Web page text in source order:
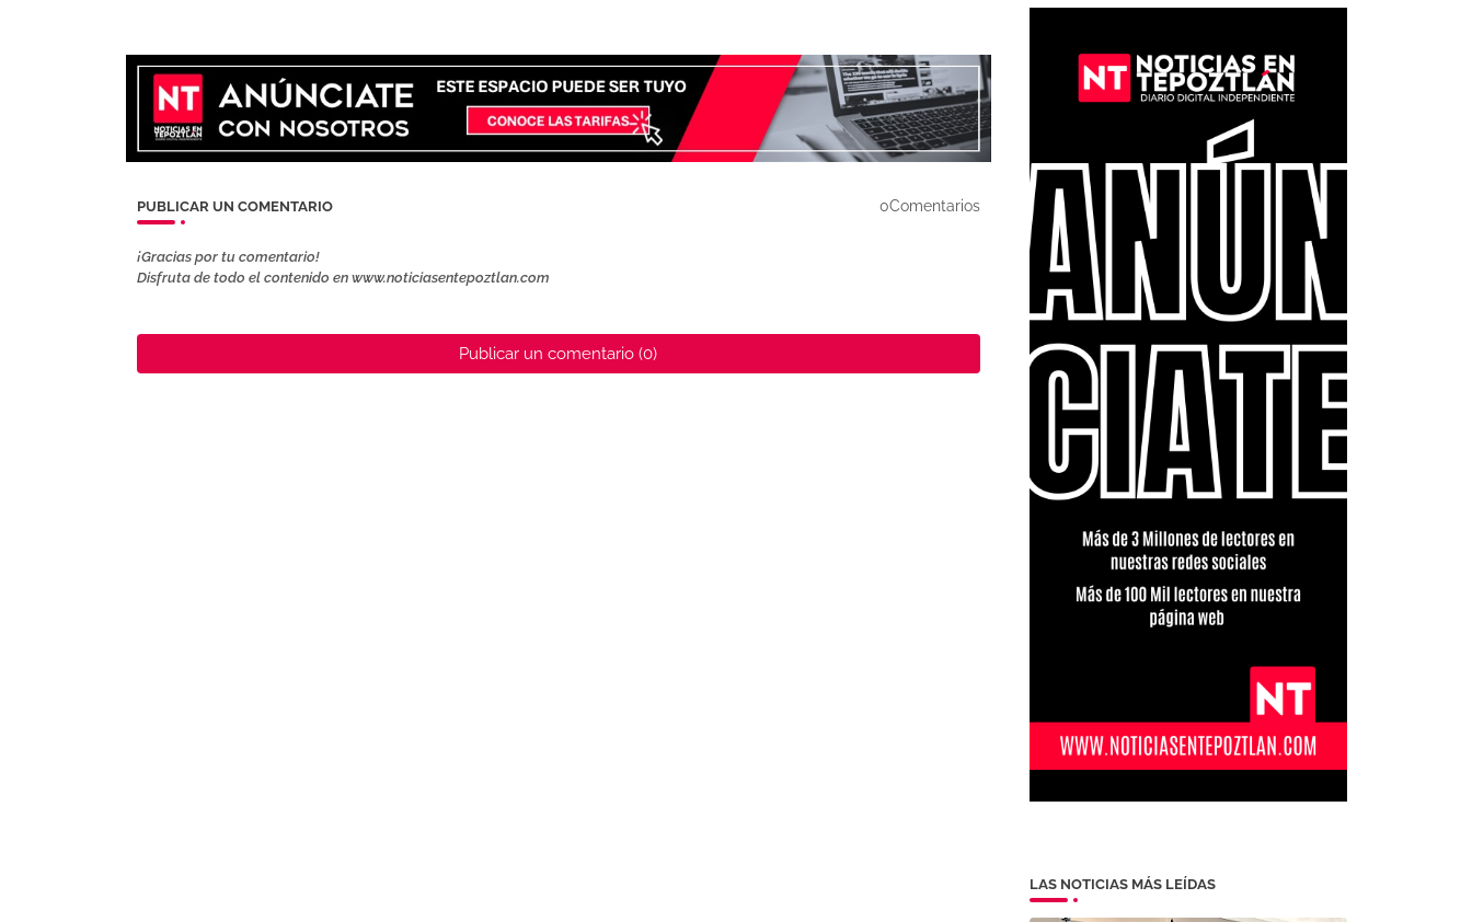
PUBLICAR UN COMENTARIO 0Comentarios
¡Gracias por tu comentario!
Disfruta de todo el contenido en www.noticiasentepoztlan.com
Publicar un comentario (0)
LAS NOTICIAS MÁS LEÍDAS